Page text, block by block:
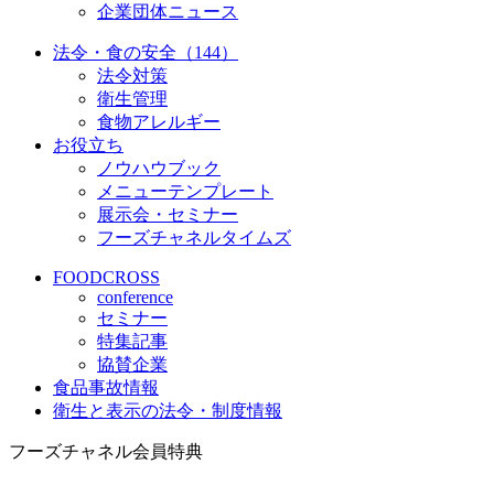
企業団体ニュース
法令・食の安全（144）
法令対策
衛生管理
食物アレルギー
お役立ち
ノウハウブック
メニューテンプレート
展示会・セミナー
フーズチャネルタイムズ
FOODCROSS
conference
セミナー
特集記事
協賛企業
食品事故情報
衛生と表示の法令・制度情報
フーズチャネル会員特典